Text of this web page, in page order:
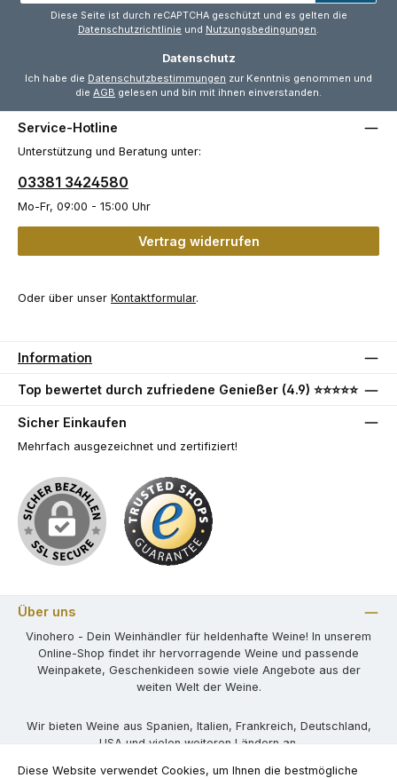
*
Diese Seite ist durch reCAPTCHA geschützt und es gelten die
Datenschutzrichtlinie und Nutzungsbedingungen.
Datenschutz
Ich habe die Datenschutzbestimmungen zur Kenntnis genommen und
die AGB gelesen und bin mit ihnen einverstanden.
Service-Hotline
Unterstützung und Beratung unter:
03381 3424580
Mo-Fr, 09:00 - 15:00 Uhr
Vertrag widerrufen
Oder über unser Kontaktformular.
Information
Top bewertet durch zufriedene Genießer (4.9) ⭐⭐⭐⭐⭐
Sicher Einkaufen
Mehrfach ausgezeichnet und zertifiziert!
Über uns
Vinohero - Dein Weinhändler für heldenhafte Weine! In unserem
Online-Shop findet ihr hervorragende Weine und passende
Weinpakete, Geschenkideen sowie viele Angebote aus der
weiten Welt der Weine.
Wir bieten Weine aus Spanien, Italien, Frankreich, Deutschland,
USA und vielen weiteren Ländern an.
Diese Website verwendet Cookies, um Ihnen die bestmögliche